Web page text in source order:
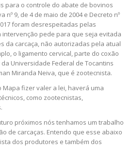
para o controle do abate de bovinos
nº 9, de 4 de maio de 2004 e Decreto nº
foram desrespeitadas pelas
intervenção pede para que seja evitada
da carcaça, não autorizadas pela atual
o ligamento cervical, parte do coxão
Universidade Federal de Tocantins
Miranda Neiva, que é zootecnista.
fizer valer a lei, haverá uma
como zootecnistas,
próximos nós tenhamos um trabalho
de carcaças. Entendo que esse abaixo
dos produtores e também dos